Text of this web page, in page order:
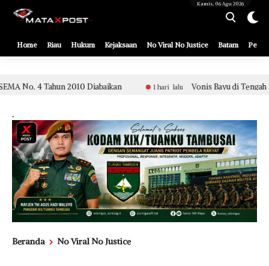
[gnpub_google_news_follow]
Home Riau Hukum Kejaksaan No Viral No Justice Batam
Kamis, 06 Agu 2026
1 hari lalu Vonis Bayu di Tengah Sidang Etik Aparat Polsek
.
Beranda No Viral No Justice